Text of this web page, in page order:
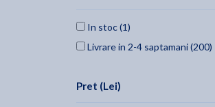
In stoc (1)
Livrare in 2-4 saptamani (200)
Pret (Lei)